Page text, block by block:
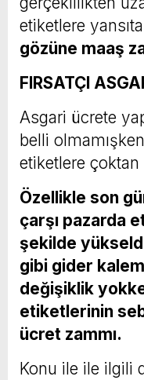
etiketlere
gözüne maaş
FIRSATÇI
Asgari ücrete
belli
etiketlere çoktan
Özellikle son
çarşı pazarda
şekilde
gibi gider
değişiklik
etiketlerinin
ücret zammı.
Konu ile ile ilgili